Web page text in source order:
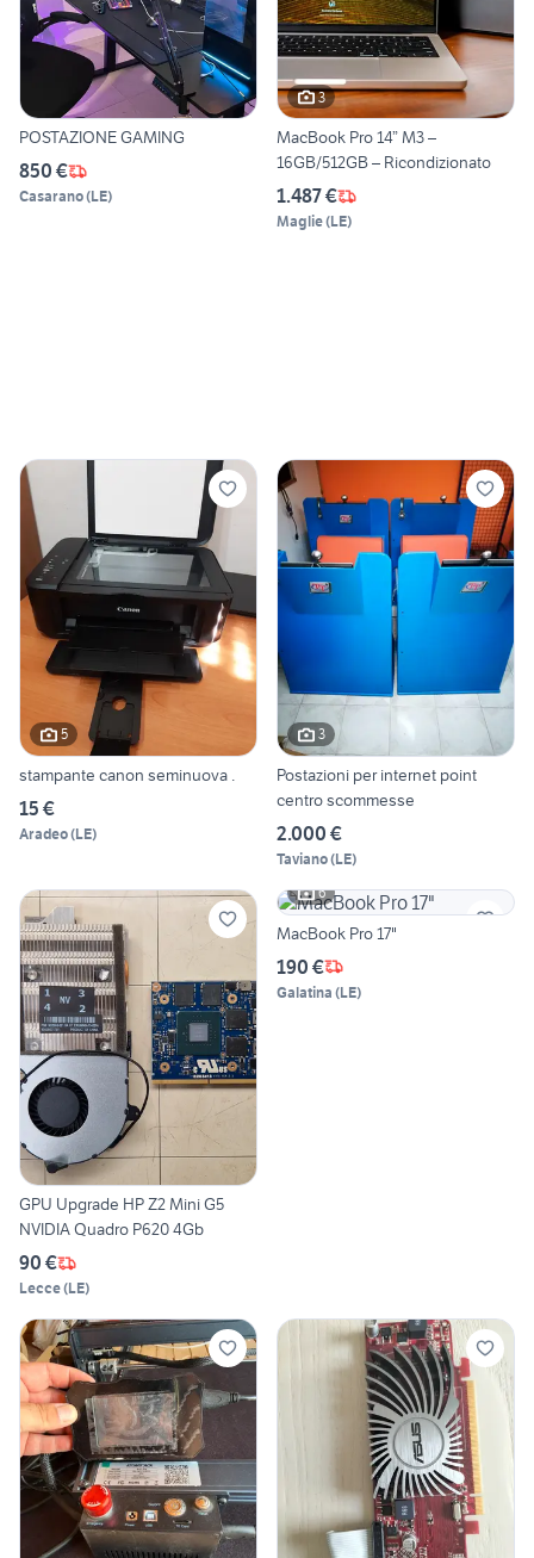
POSTAZIONE GAMING
850 €
Casarano(LE)
3
MacBook Pro 14” M3 –
16GB/512GB – Ricondizionato
1.487 €
Maglie(LE)
5
stampante canon seminuova .
15 €
Aradeo(LE)
3
Postazioni per internet point
centro scommesse
2.000 €
Taviano(LE)
GPU Upgrade HP Z2 Mini G5
NVIDIA Quadro P620 4Gb
90 €
Lecce(LE)
6
MacBook Pro 17"
190 €
Galatina (LE)